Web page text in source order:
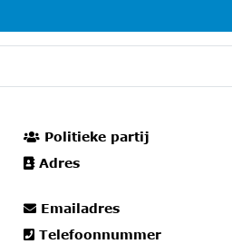
Politieke partij
Adres
Emailadres
Telefoonnummer